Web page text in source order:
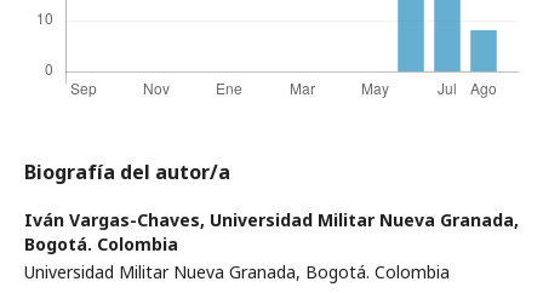
Biografía del autor/a
Iván Vargas-Chaves, Universidad Militar Nueva Granada,
Bogotá. Colombia
Universidad Militar Nueva Granada, Bogotá. Colombia